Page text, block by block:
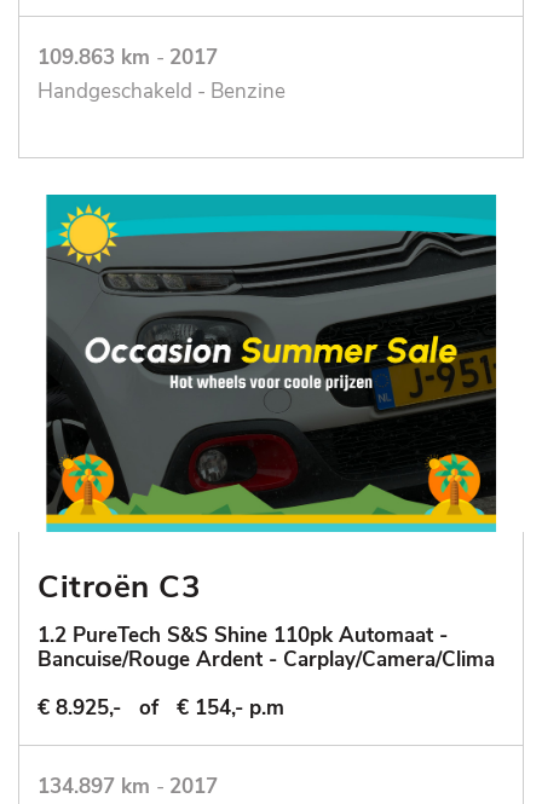
109.863 km - 2017
Handgeschakeld - Benzine
Citroën C3
1.2 PureTech S&S Shine 110pk Automaat -
Bancuise/Rouge Ardent - Carplay/Camera/Clima
€ 8.925,-
of € 154,- p.m
134.897 km - 2017